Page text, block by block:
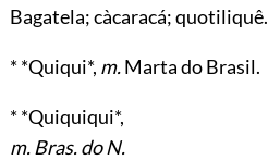
Bagatela; càcaracá; quotiliquê.
* *Quiqui*, m.Marta do Brasil.
* *Quiquiqui*,
m. Bras. do N.